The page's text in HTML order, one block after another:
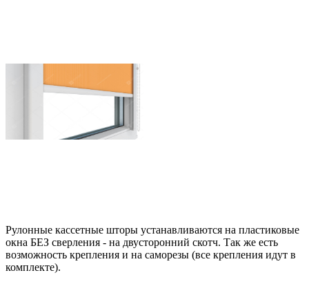
Рулонные кассетные шторы устанавливаются на пластиковые
окна БЕЗ сверления - на двусторонний скотч. Так же есть
возможность крепления и на саморезы (все крепления идут в
комплекте).